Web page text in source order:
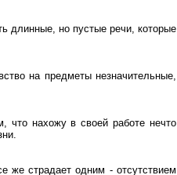
длинные, но пустые речи, которые
на предметы незначительные,
что нахожу в своей работе нечто
же страдает одним - отсутствием